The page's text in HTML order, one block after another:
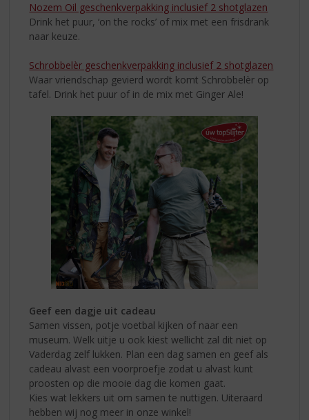
Nozem Oil geschenkverpakking inclusief 2 shotglazen
Drink het puur, ‘on the rocks’ of mix met een frisdrank
naar keuze.
Schrobbelèr geschenkverpakking inclusief 2 shotglazen
Waar vriendschap gevierd wordt komt Schrobbelèr op
tafel. Drink het puur of in de mix met Ginger Ale!
Geef een dagje uit cadeau
Samen vissen, potje voetbal kijken of naar een
museum. Welk uitje u ook kiest wellicht zal dit niet op
Vaderdag zelf lukken. Plan een dag samen en geef als
cadeau alvast een voorproefje zodat u alvast kunt
proosten op die mooie dag die komen gaat.
Kies wat lekkers uit om samen te nuttigen. Uiteraard
hebben wij nog meer in onze winkel!